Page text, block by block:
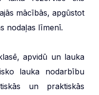
mācībās, apgūstot
nodaļas līmenī.
apvidū un lauka
lauka nodarbību
un praktiskās